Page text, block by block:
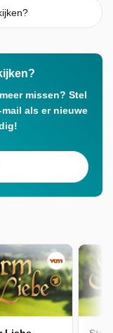
missen? Stel
als er nieuwe